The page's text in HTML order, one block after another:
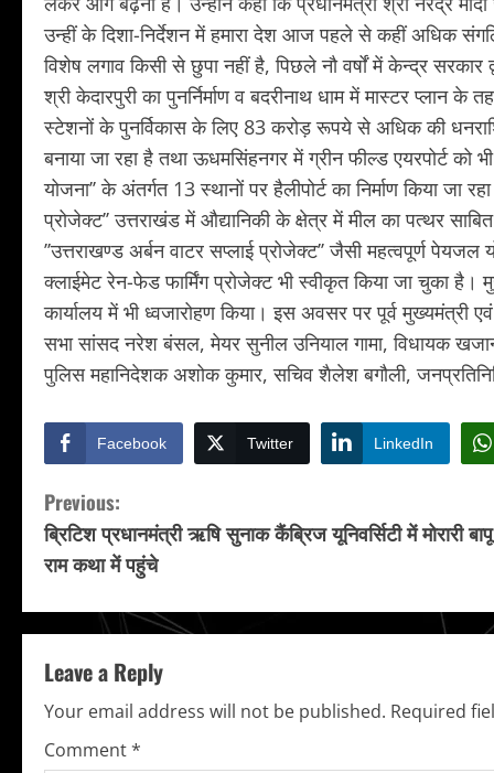
उन्हीं के दिशा-निर्देशन में हमारा देश आज पहले से कहीं अधिक
विशेष लगाव किसी से छुपा नहीं है, पिछले नौ वर्षों में केन्द्र
श्री केदारपुरी का पुनर्निर्माण व बदरीनाथ धाम में मास्टर प्लान
स्टेशनों के पुनर्विकास के लिए 83 करोड़ रूपये से अधिक की
बनाया जा रहा है तथा ऊधमसिंहनगर में ग्रीन फील्ड एयरपोर्ट को
योजना’’ के अंतर्गत 13 स्थानों पर हैलीपोर्ट का निर्माण किया जा
प्रोजेक्ट’’ उत्तराखंड में औद्यानिकी के क्षेत्र में मील का पत्थर
’’उत्तराखण्ड अर्बन वाटर सप्लाई प्रोजेक्ट’’ जैसी महत्वपूर्ण
क्लाईमेट रेन-फेड फार्मिंग प्रोजेक्ट भी स्वीकृत किया जा चुका है।
कार्यालय में भी ध्वजारोहण किया। इस अवसर पर पूर्व मुख्यमंत्री
सभा सांसद नरेश बंसल, मेयर सुनील उनियाल गामा, विधायक
पुलिस महानिदेशक अशोक कुमार, सचिव शैलेश बगौली,
Facebook Twitter LinkedIn
C
o
n
t
i
n
Previous:
ब्रिटिश प्रधानमंत्री ऋषि सुनाक कैंब्रिज यूनिवर्सिटी में मोरारी
राम कथा में पहुंचे
Leave a Reply
Your email address will not be published. Required
Comment*